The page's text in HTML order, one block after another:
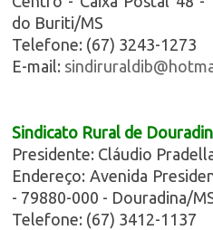
do Buriti/MS
Telefone: (67) 3243-1273
E-mail:
Sindicato Rural de
Presidente: Cláudio
Endereço: Avenida
- 79880-000 - Douradina/
Telefone: (67) 3412-1137